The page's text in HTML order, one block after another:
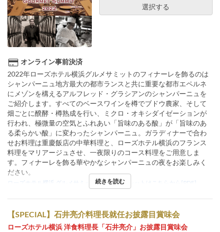
選択する
オンライン事前決済
2022年ローズホテル横浜グルメサミットのフィナーレを飾るのは
シャンパーニュ地方最大の都市ランスと共に重要な都市エペルネ
にメゾンを構えるアルフレッド・グラシアンのシャンパーニュを
ご紹介します。すべてのベースワインを樽でブドウ農家、そして
畑ごとに醗酵・樽熟成を行い、ミクロ・オキシダイゼーションが
行われ、極微量の空気とふれあい「旨味のある酸」が「旨味のあ
る柔らかい酸」に変わったシャンパーニュ。ガラディナーで合わ
せお料理は重慶飯店の中華料理と、ローズホテル横浜のフランス
料理をマリアージュさせ、一夜限りのコース料理をご用意しま
す。フィナーレを飾る華やかなシャンパーニュの夜をお楽しみく
ださい。
ローズホテル横浜 グルメサミット2022パンフレットはこちらから[PDF]
続きを読む
【SPECIAL】石井亮介料理長就任お披露目賞味会
ローズホテル横浜 洋食料理長「石井亮介」お披露目賞味会